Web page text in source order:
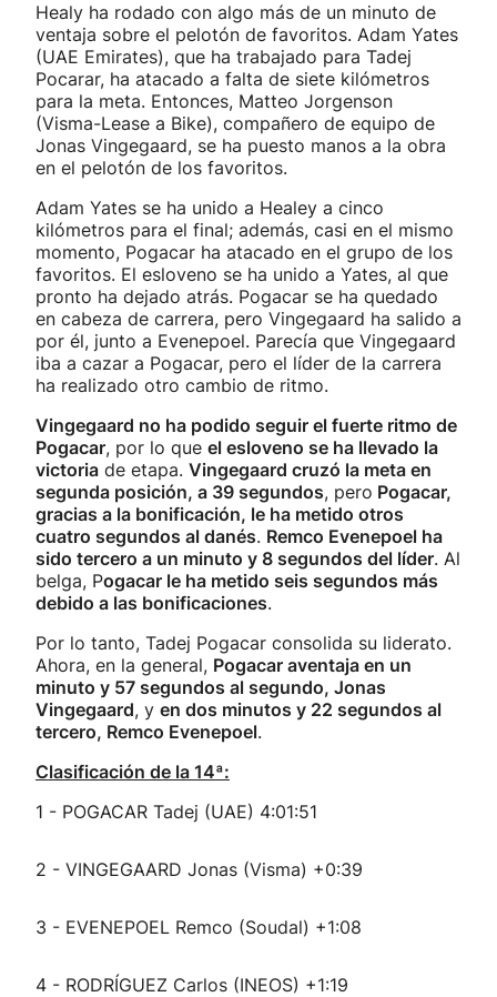
Healy ha rodado con algo más de un minuto de
ventaja sobre el pelotón de favoritos. Adam Yates
(UAE Emirates), que ha trabajado para Tadej
Pocarar, ha atacado a falta de siete kilómetros
para la meta. Entonces, Matteo Jorgenson
(Visma-Lease a Bike), compañero de equipo de
Jonas Vingegaard, se ha puesto manos a la obra
en el pelotón de los favoritos.
Adam Yates se ha unido a Healey a cinco
kilómetros para el final; además, casi en el mismo
momento, Pogacar ha atacado en el grupo de los
favoritos. El esloveno se ha unido a Yates, al que
pronto ha dejado atrás. Pogacar se ha quedado
en cabeza de carrera, pero Vingegaard ha salido a
por él, junto a Evenepoel. Parecía que Vingegaard
iba a cazar a Pogacar, pero el líder de la carrera
ha realizado otro cambio de ritmo.
Vingegaard no ha podido seguir el fuerte ritmo de
Pogacar, por lo que el esloveno se ha llevado la
victoria de etapa. Vingegaard cruzó la meta en
segunda posición, a 39 segundos, pero Pogacar,
gracias a la bonificación, le ha metido otros
cuatro segundos al danés. Remco Evenepoel ha
sido tercero a un minuto y 8 segundos del líder. Al
belga, Pogacar le ha metido seis segundos más
debido a las bonificaciones.
Por lo tanto, Tadej Pogacar consolida su liderato.
Ahora, en la general, Pogacar aventaja en un
minuto y 57 segundos al segundo, Jonas
Vingegaard, y en dos minutos y 22 segundos al
tercero, Remco Evenepoel.
Clasificación de la 14ª:
1 - POGACAR Tadej (UAE) 4:01:51
2 - VINGEGAARD Jonas (Visma) +0:39
3 - EVENEPOEL Remco (Soudal) +1:08
4 - RODRÍGUEZ Carlos (INEOS) +1:19